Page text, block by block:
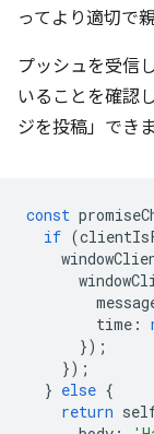
ってより適切で
プッシュを受信
いることを確認
ジを投稿」できま
const
if (
time :
});
});
} else {
return